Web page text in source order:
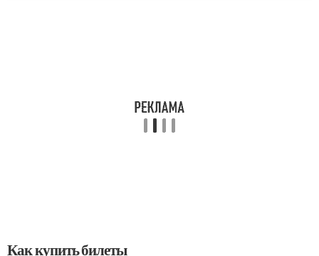
Как купить билеты